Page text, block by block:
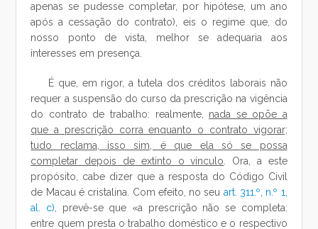
apenas se pudesse completar, por hipótese, um ano
após a cessação do contrato), eis o regime que, do
nosso ponto de vista, melhor se adequaria aos
interesses em presença.
É que, em rigor, a tutela dos créditos laborais não
requer a suspensão do curso da prescrição na vigência
do contrato de trabalho: realmente, nada se opõe a
que a prescrição corra enquanto o contrato vigorar;
tudo reclama, isso sim, é que ela só se possa
completar depois de extinto o vínculo . Ora, a este
propósito, cabe dizer que a resposta do Código Civil
de Macau é cristalina. Com efeito, no seu art. 311.º, n.º 1,
al. c) , prevê-se que «a prescrição não se completa:
entre quem presta o trabalho doméstico e o respectivo